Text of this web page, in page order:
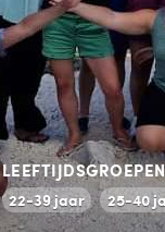
LEEFTIJDSGROEPEN
22-39 jaar 25-40